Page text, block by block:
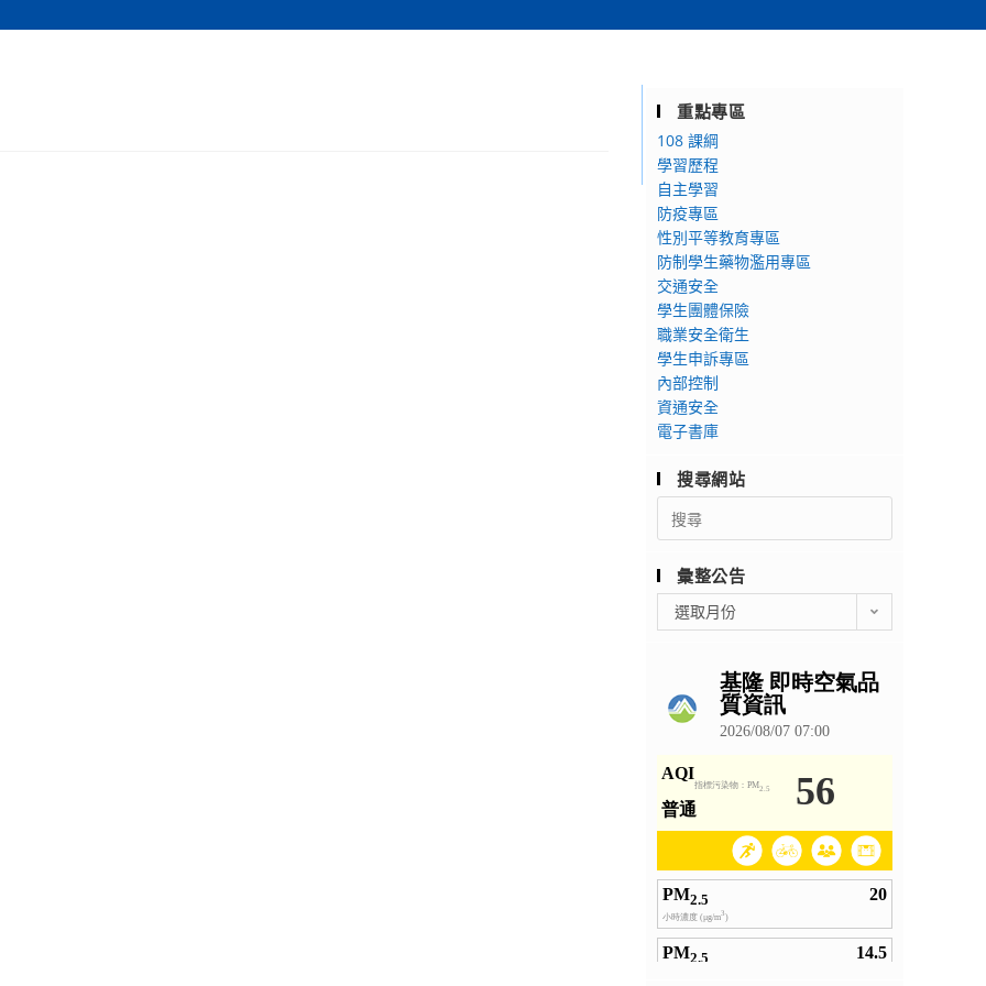
重點專區
108 課綱
學習歷程
自主學習
防疫專區
性別平等教育專區
防制學生藥物濫用專區
交通安全
學生團體保險
職業安全衛生
學生申訴專區
內部控制
資通安全
電子書庫
搜尋網站
Search
for:
彙整公告
整
選取月份